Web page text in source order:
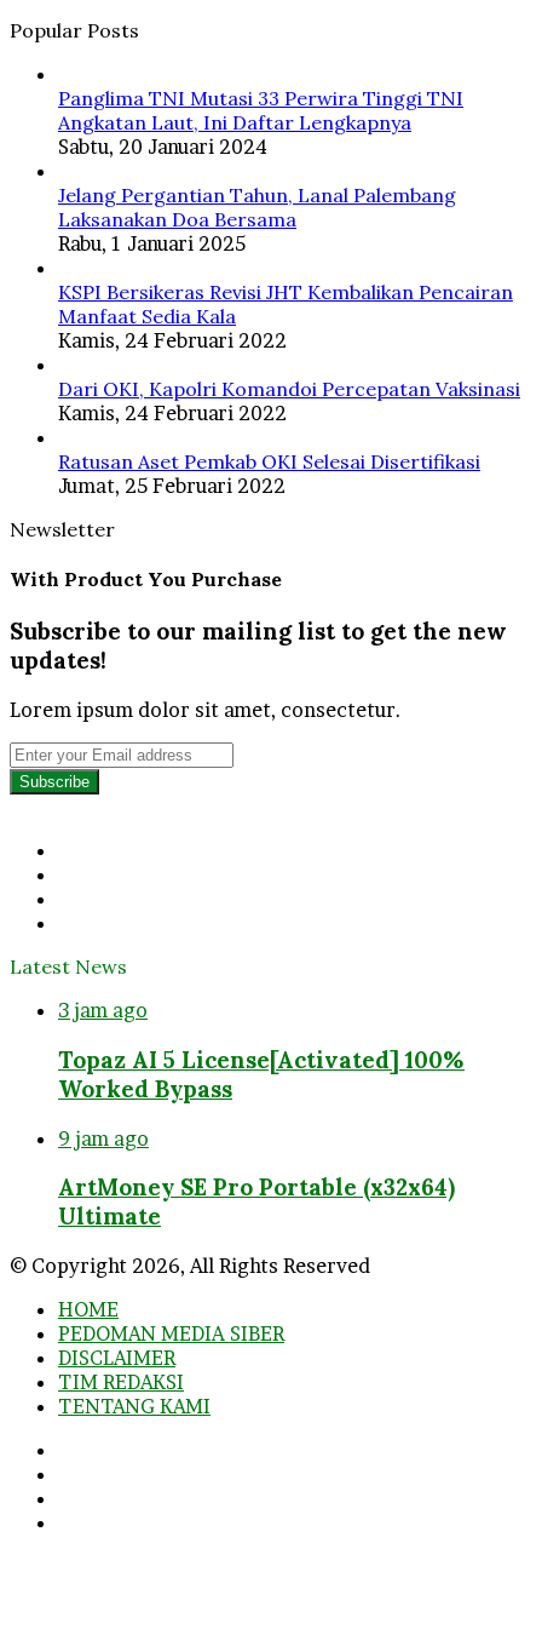
Popular Posts
Panglima TNI Mutasi 33 Perwira Tinggi TNI
Angkatan Laut, Ini Daftar Lengkapnya
Sabtu, 20 Januari 2024
Jelang Pergantian Tahun, Lanal Palembang
Laksanakan Doa Bersama
Rabu, 1 Januari 2025
KSPI Bersikeras Revisi JHT Kembalikan Pencairan
Manfaat Sedia Kala
Kamis, 24 Februari 2022
Dari OKI, Kapolri Komandoi Percepatan Vaksinasi
Kamis, 24 Februari 2022
Ratusan Aset Pemkab OKI Selesai Disertifikasi
Jumat, 25 Februari 2022
Newsletter
With Product You Purchase
Subscribe to our mailing list to get the new
updates!
Lorem ipsum dolor sit amet, consectetur.
Enter
your
Email
Latest News
3 jam ago
Topaz AI 5 License[Activated] 100%
Worked Bypass
9 jam ago
ArtMoney SE Pro Portable (x32x64)
Ultimate
© Copyright 2026, All Rights Reserved
HOME
PEDOMAN MEDIA SIBER
DISCLAIMER
TIM REDAKSI
TENTANG KAMI